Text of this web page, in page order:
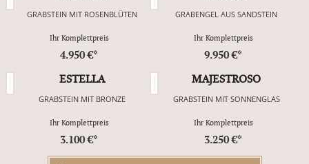
GRABSTEIN MIT ROSENBLÜTEN
Ihr Komplettpreis
4.950 €*
GRABENGEL AUS SANDSTEIN
Ihr Komplettpreis
9.950 €*
ESTELLA
GRABSTEIN MIT BRONZE
Ihr Komplettpreis
3.100 €*
MAJESTROSO
GRABSTEIN MIT SONNENGLAS
Ihr Komplettpreis
3.250 €*